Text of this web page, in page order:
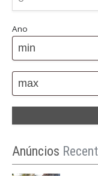
Ano
min
max
Anúncios